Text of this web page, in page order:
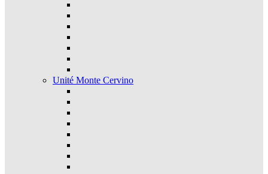
Unité Monte Cervino